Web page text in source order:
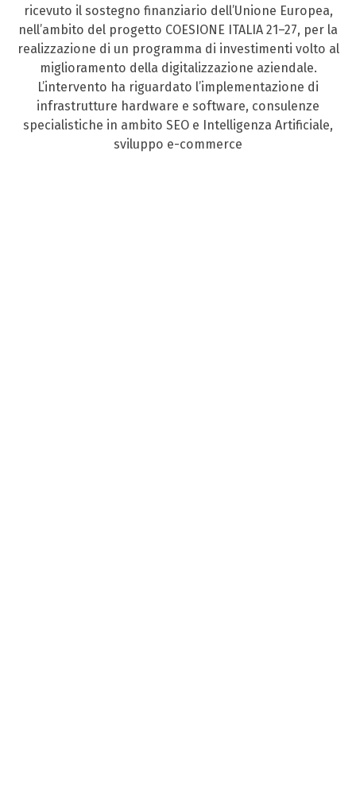
ricevuto il sostegno finanziario dell’Unione Europea,
nell’ambito del progetto COESIONE ITALIA 21–27, per la
realizzazione di un programma di investimenti volto al
miglioramento della digitalizzazione aziendale.
L’intervento ha riguardato l’implementazione di
infrastrutture hardware e software, consulenze
specialistiche in ambito SEO e Intelligenza Artificiale,
sviluppo e-commerce